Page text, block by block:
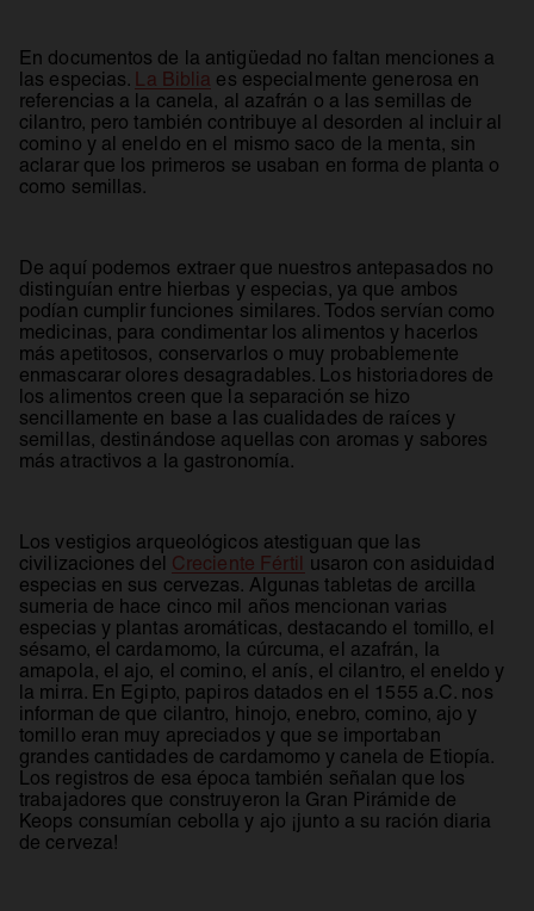
En documentos de la antigüedad no faltan menciones a
las especias. La Biblia es especialmente generosa en
referencias a la canela, al azafrán o a las semillas de
cilantro, pero también contribuye al desorden al incluir al
comino y al eneldo en el mismo saco de la menta, sin
aclarar que los primeros se usaban en forma de planta o
como semillas.
De aquí podemos extraer que nuestros antepasados no
distinguían entre hierbas y especias, ya que ambos
podían cumplir funciones similares. Todos servían como
medicinas, para condimentar los alimentos y hacerlos
más apetitosos, conservarlos o muy probablemente
enmascarar olores desagradables. Los historiadores de
los alimentos creen que la separación se hizo
sencillamente en base a las cualidades de raíces y
semillas, destinándose aquellas con aromas y sabores
más atractivos a la gastronomía.
Los vestigios arqueológicos atestiguan que las
civilizaciones del Creciente Fértil
usaron con asiduidad
especias en sus cervezas. Algunas tabletas de arcilla
sumeria de hace cinco mil años mencionan varias
especias y plantas aromáticas, destacando el tomillo, el
sésamo, el cardamomo, la cúrcuma, el azafrán, la
amapola, el ajo, el comino, el anís, el cilantro, el eneldo y
la mirra. En Egipto, papiros datados en el 1555 a.C. nos
informan de que cilantro, hinojo, enebro, comino, ajo y
tomillo eran muy apreciados y que se importaban
grandes cantidades de cardamomo y canela de Etiopía.
Los registros de esa época también señalan que los
trabajadores que construyeron la Gran Pirámide de
Keops consumían cebolla y ajo ¡junto a su ración diaria
de cerveza!